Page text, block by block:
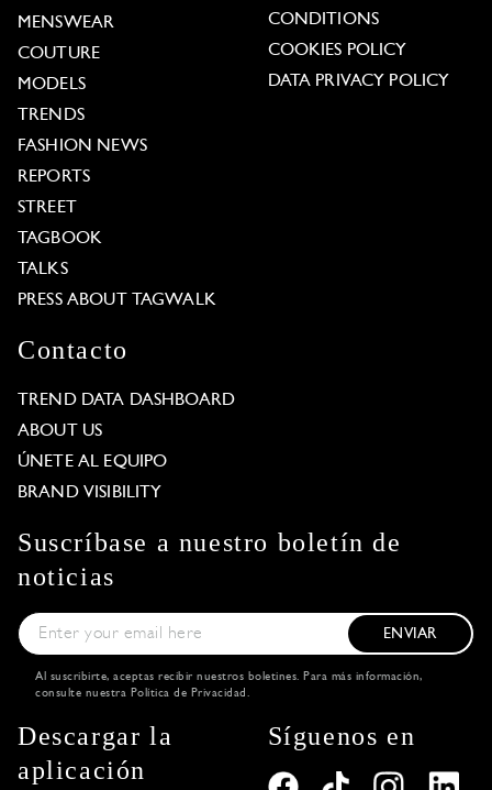
MENSWEAR
COUTURE
MODELS
TRENDS
FASHION NEWS
REPORTS
STREET
TAGBOOK
TALKS
PRESS ABOUT TAGWALK
CONDITIONS
COOKIES POLICY
DATA PRIVACY POLICY
Contacto
TREND DATA DASHBOARD
ABOUT US
ÚNETE AL EQUIPO
BRAND VISIBILITY
Suscríbase a nuestro boletín de
noticias
ENVIAR
Al suscribirte, aceptas recibir nuestros boletines. Para más información,
consulte nuestra Política de Privacidad .
Descargar la
aplicación
Síguenos en